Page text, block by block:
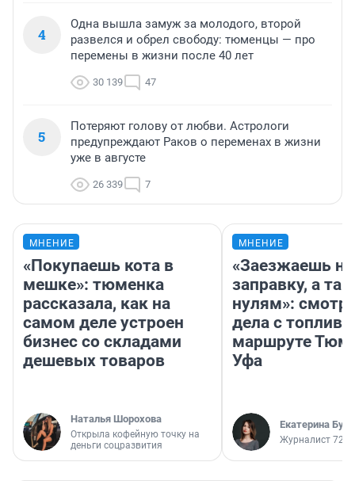
4
Одна вышла замуж за молодого, второй
развелся и обрел свободу: тюменцы — про
перемены в жизни после 40 лет
30 139 47
5
Потеряют голову от любви. Астрологи
предупреждают Раков о переменах в жизни
уже в августе
26 339 7
МНЕНИЕ
«Покупаешь кота в
мешке»: тюменка
рассказала, как на
самом деле устроен
бизнес со складами
дешевых товаров
Наталья Шорохова
Открыла кофейную точку на
деньги соцразвития
МНЕНИЕ
«Заезжаешь на
заправку, а
нулям»:
дела с
маршруте
Уфа
Екатерина
Журналист